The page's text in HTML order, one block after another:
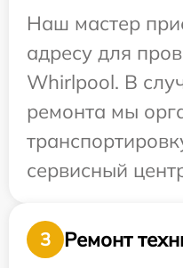
Наш мастер
адресу для
Whirlpool. В
ремонта мы
сервисный
3
Ремонт